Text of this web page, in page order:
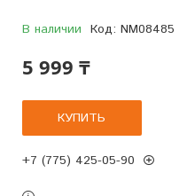
В наличии Код: NM08485
5 999 ₸
КУПИТЬ
+7 (775) 425-05-90